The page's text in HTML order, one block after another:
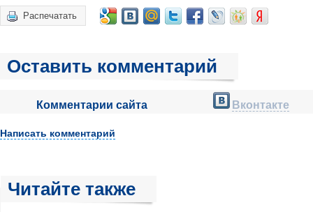
Распечатать
Оставить комментарий
Комментарии сайта Вконтакте
Написать комментарий
Читайте также